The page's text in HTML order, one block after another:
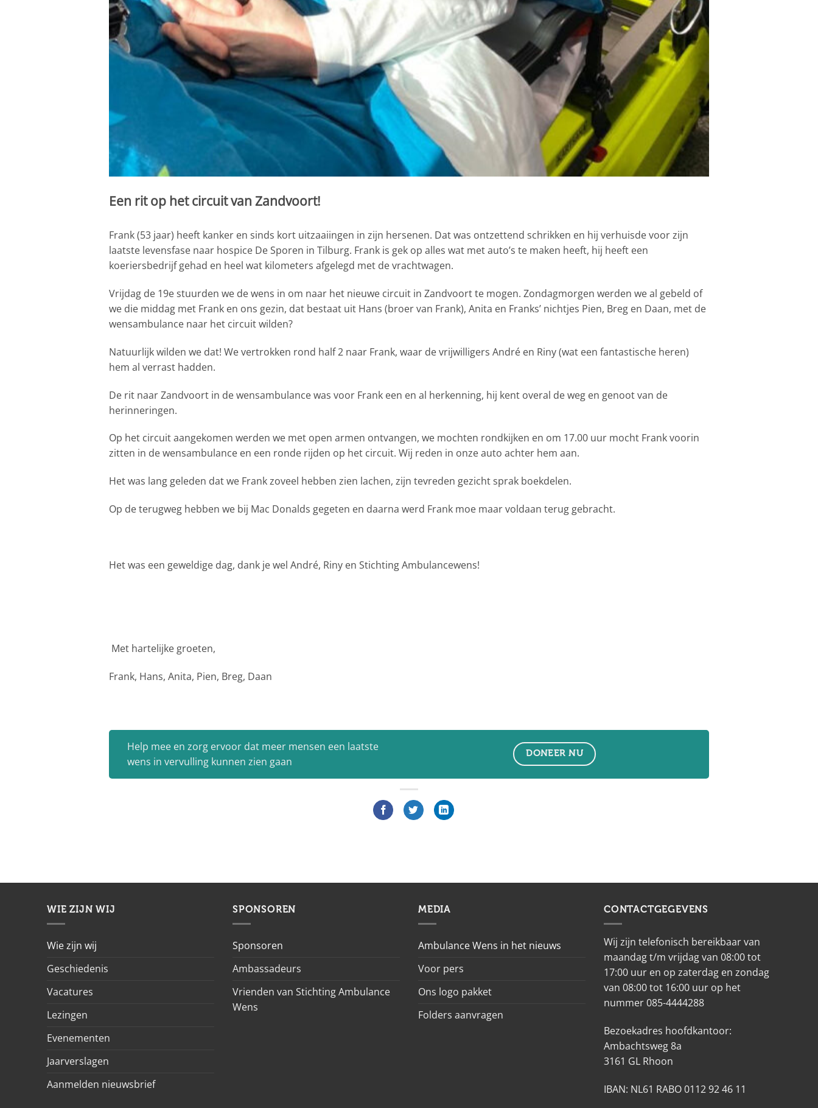
Een rit op het circuit van Zandvoort!
Frank (53 jaar) heeft kanker en sinds kort uitzaaiingen in zijn hersenen. Dat was ontzettend schrikken en hij verhuisde voor zijn
laatste levensfase naar hospice De Sporen in Tilburg. Frank is gek op alles wat met auto’s te maken heeft, hij heeft een
koeriersbedrijf gehad en heel wat kilometers afgelegd met de vrachtwagen.
Vrijdag de 19e stuurden we de wens in om naar het nieuwe circuit in Zandvoort te mogen. Zondagmorgen werden we al gebeld of
we die middag met Frank en ons gezin, dat bestaat uit Hans (broer van Frank), Anita en Franks’ nichtjes Pien, Breg en Daan, met de
wensambulance naar het circuit wilden?
Natuurlijk wilden we dat! We vertrokken rond half 2 naar Frank, waar de vrijwilligers André en Riny (wat een fantastische heren)
hem al verrast hadden.
De rit naar Zandvoort in de wensambulance was voor Frank een en al herkenning, hij kent overal de weg en genoot van de
herinneringen.
Op het circuit aangekomen werden we met open armen ontvangen, we mochten rondkijken en om 17.00 uur mocht Frank voorin
zitten in de wensambulance en een ronde rijden op het circuit. Wij reden in onze auto achter hem aan.
Het was lang geleden dat we Frank zoveel hebben zien lachen, zijn tevreden gezicht sprak boekdelen.
Op de terugweg hebben we bij Mac Donalds gegeten en daarna werd Frank moe maar voldaan terug gebracht.
Het was een geweldige dag, dank je wel André, Riny en Stichting Ambulancewens!
Met hartelijke groeten,
Frank, Hans, Anita, Pien, Breg, Daan
Help mee en zorg ervoor dat meer mensen een laatste
wens in vervulling kunnen zien gaan
DONEER NU
WIE ZIJN WIJ
Wie zijn wij
Geschiedenis
Vacatures
Lezingen
Evenementen
Jaarverslagen
Aanmelden nieuwsbrief
SPONSOREN
Sponsoren
Ambassadeurs
Vrienden van Stichting Ambulance
Wens
MEDIA
Ambulance Wens in het nieuws
Voor pers
Ons logo pakket
Folders aanvragen
CONTACTGEGEVENS
Wij zijn telefonisch bereikbaar van
maandag t/m vrijdag van 08:00 tot
17:00 uur en op zaterdag en zondag
van 08:00 tot 16:00 uur op het
nummer 085-4444288
Bezoekadres hoofdkantoor:
Ambachtsweg 8a
3161 GL Rhoon
IBAN: NL61 RABO 0112 92 46 11